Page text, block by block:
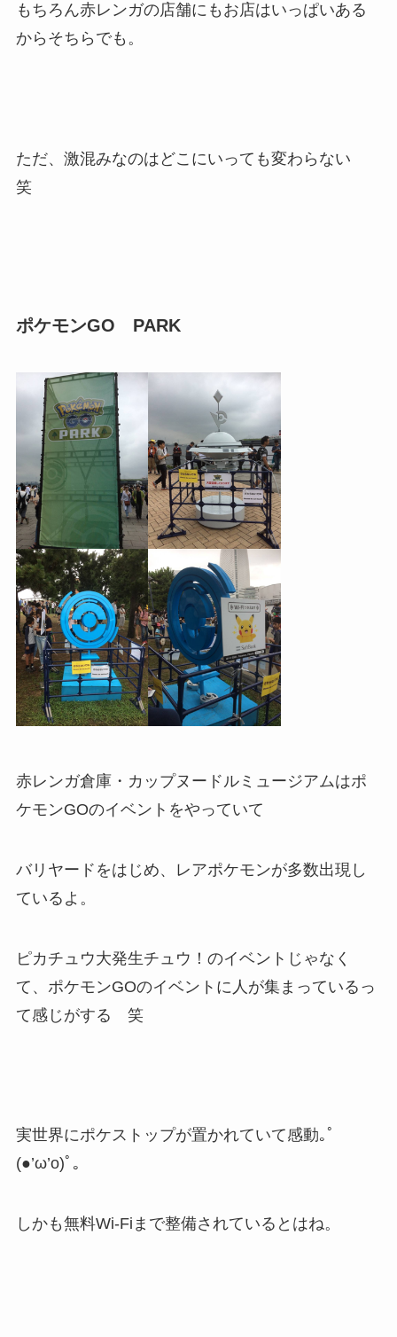
もちろん赤レンガの店舗にもお店はいっぱいある
からそちらでも。
ただ、激混みなのはどこにいっても変わらない
笑
ポケモンGO PARK
赤レンガ倉庫・カップヌードルミュージアムはポ
ケモンGOのイベントをやっていて
バリヤードをはじめ、レアポケモンが多数出現し
ているよ。
ピカチュウ大発生チュウ！のイベントじゃなく
て、ポケモンGOのイベントに人が集まっているっ
て感じがする 笑
実世界にポケストップが置かれていて感動｡ﾟ
(●’ω’o)ﾟ｡
しかも無料Wi-Fiまで整備されているとはね。